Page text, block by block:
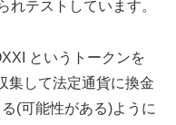
れテストしています。
というトークンを
集して法定通貨に換金
(可能性がある)ように